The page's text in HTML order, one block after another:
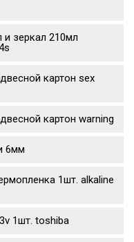
и зеркал 210мл
картон sex
картон warning
6мм
1шт. alkaline
1шт. toshiba